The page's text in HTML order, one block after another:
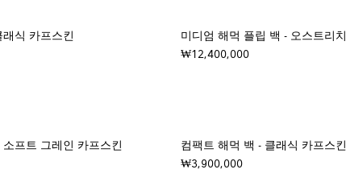
식 카프스킨
미디엄 해먹 플립 백 - 오스트리치
₩12,400,000
프트 그레인 카프스킨
컴팩트 해먹 백 - 클래식 카프스킨
₩3,900,000